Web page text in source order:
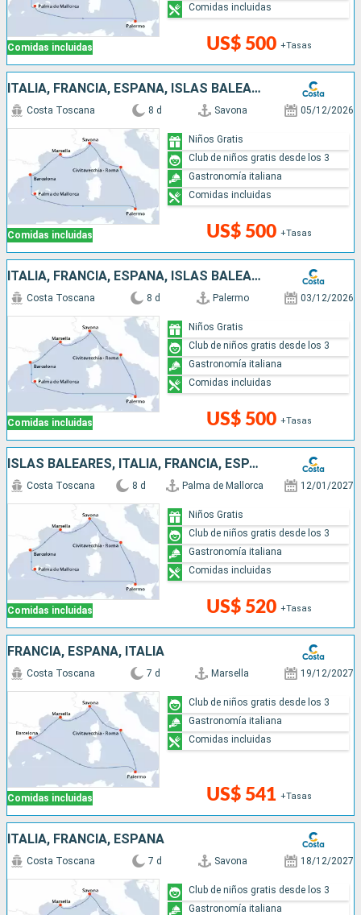
Comidas incluidas US$ 500 +Tasas
Comidas incluidas
ITALIA, FRANCIA, ESPAÑA, ISLAS BALEARES
Comidas incluidas
Costa Toscana 8 d Savona 05/12/2026
US$ 500 +Tasas
Niños Gratis
Club de niños gratis desde los 3
Gastronomía italiana
Comidas incluidas
ITALIA, FRANCIA, ESPAÑA, ISLAS BALEARES
Comidas incluidas
Costa Toscana 8 d Palermo 03/12/2026
US$ 500 +Tasas
Niños Gratis
Club de niños gratis desde los 3
Gastronomía italiana
Comidas incluidas
ISLAS BALEARES, ITALIA, FRANCIA, ESPAÑA
Comidas incluidas
Costa Toscana 8 d Palma de Mallorca 12/01/2027
US$ 520 +Tasas
Niños Gratis
Club de niños gratis desde los 3
Gastronomía italiana
Comidas incluidas
FRANCIA, ESPAÑA, ITALIA
Comidas incluidas
Costa Toscana 7 d Marsella 19/12/2027
US$ 541 +Tasas
Club de niños gratis desde los 3
Gastronomía italiana
Comidas incluidas
ITALIA, FRANCIA, ESPAÑA
Costa Toscana 7 d Savona 18/12/2027
Club de niños gratis desde los 3
Gastronomía italiana